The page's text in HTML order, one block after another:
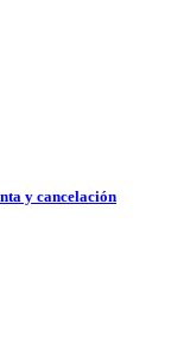
y cancelación